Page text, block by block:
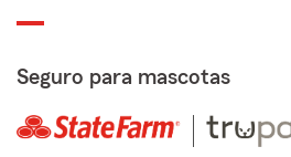
Seguro para mascotas